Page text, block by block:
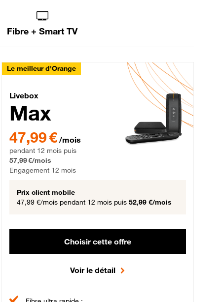
Fibre + Smart TV
12 mois
Le meilleur d'Orange
Livebox Max Fibre
Livebox
Max
47,99 € par mois pendant 12 mois puis 57,99 € par mois,
47,99 € /mois
pendant 12 mois puis
57,99 €/mois
Engagement 12 mois
Prix client mobile
47,99 €/mois pendant 12 mois puis 52,99 €/mois
Choisir cette offre
Voir le détail